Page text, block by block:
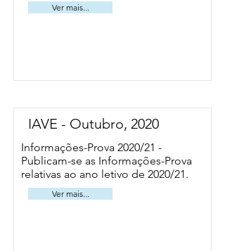
Ver mais...
IAVE - Outubro, 2020
Informações-Prova 2020/21 -
Publicam-se as Informações-Prova
relativas ao ano letivo de 2020/21.
Ver mais...